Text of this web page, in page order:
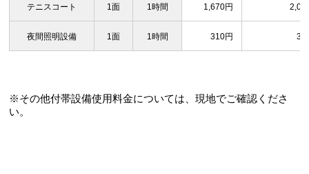
テニスコート 1面 1時間 1,670円
夜間照明設備 1面 1時間 310円
※その他付帯設備使用料金については、現地でご確認くださ
い。